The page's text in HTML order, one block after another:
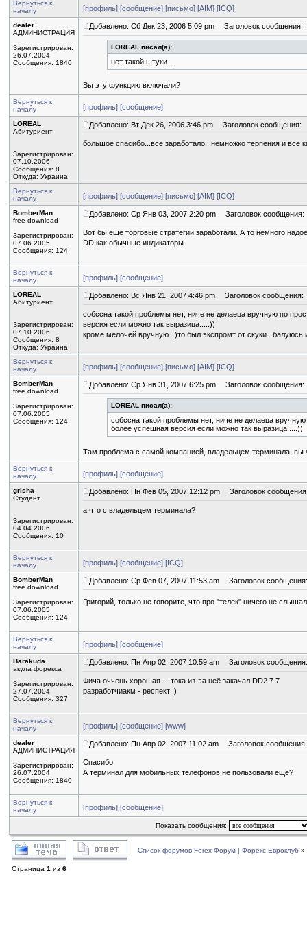
Вернуться к
началу
[профиль] [сообщение] [письмо] [AIM] [ICQ]
dealer
АДМИНИСТРАЦИЯ
Зарегистрирован:
26.07.2004
Сообщения: 1840
Добавлено: Сб Дек 23, 2006 5:09 pm Заголовок сообщения:
LOREAL писал(а):
нет такой штуки...
Вы эту функцию включали?
Вернуться к
началу
[профиль] [сообщение]
LOREAL
Абитуриент
Зарегистрирован:
07.10.2006
Сообщения: 8
Откуда: Украина
Добавлено: Вт Дек 26, 2006 3:46 pm Заголовок сообщения:
большое спасибо...все заработало...немножко терпения и
Вернуться к
началу
[профиль] [сообщение] [письмо] [AIM] [ICQ]
BomberMan
free download
Зарегистрирован:
07.06.2005
Сообщения: 124
Добавлено: Ср Янв 03, 2007 2:20 pm Заголовок сообщения:
Вот бы еще торговые стратегии заработали. А то немного
DD как обычные индикаторы.
Вернуться к
началу
[профиль] [сообщение]
LOREAL
Абитуриент
Зарегистрирован:
07.10.2006
Сообщения: 8
Откуда: Украина
Добавлено: Вс Янв 21, 2007 4:46 pm Заголовок сообщения:
собссна такой проблемы нет, ниче не делаеца вручную по
версия если можно так выразица.....))
кроме мелочей вручную...)то был экспромт от скуки...балуюсь
Вернуться к
началу
[профиль] [сообщение] [письмо] [AIM] [ICQ]
BomberMan
free download
Зарегистрирован:
07.06.2005
Сообщения: 124
Добавлено: Ср Янв 31, 2007 6:25 pm Заголовок сообщения:
LOREAL писал(а):
собссна такой проблемы нет, ниче не делаеца
более успешная версия если можно так выразица.....))
Там проблема с самой компанией, владельцем терминала, вы
Вернуться к
началу
[профиль] [сообщение]
grisha
Студент
Зарегистрирован:
04.04.2006
Сообщения: 10
Добавлено: Пн Фев 05, 2007 12:12 pm Заголовок
а что с владельцем терминала?
Вернуться к
началу
[профиль] [сообщение] [ICQ]
BomberMan
free download
Зарегистрирован:
07.06.2005
Сообщения: 124
Добавлено: Ср Фев 07, 2007 11:53 am Заголовок сообщения:
Григорий, только не говорите, что про "телек" ничего не
Вернуться к
началу
[профиль] [сообщение]
Barakuda
акула форекса
Зарегистрирован:
27.07.2004
Сообщения: 327
Добавлено: Пн Апр 02, 2007 10:59 am Заголовок сообщения:
Фича оччень хорошая.... тока из-эа неё закачал DD2.7.7
разработчиакм - респект :)
Вернуться к
началу
[профиль] [сообщение] [www]
dealer
АДМИНИСТРАЦИЯ
Зарегистрирован:
26.07.2004
Сообщения: 1840
Добавлено: Пн Апр 02, 2007 11:02 am Заголовок сообщения:
Спасибо.
А терминал для мобильных телефонов не пользовали ещё?
Вернуться к
началу
[профиль] [сообщение]
Показать сообщения:
Список форумов Forex Форум | Форекс Евроклуб »
Страница 1 из 6